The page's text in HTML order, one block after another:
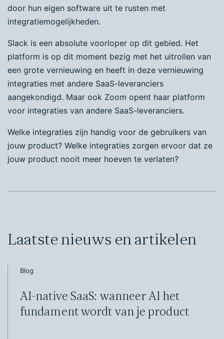
door hun eigen software uit te rusten met
integratiemogelijkheden.
Slack is een absolute voorloper op dit gebied. Het
platform is op dit moment bezig met het uitrollen van
een grote vernieuwing en heeft in deze vernieuwing
integraties met andere SaaS-leveranciers
aangekondigd. Maar ook Zoom opent haar platform
voor integraties van andere SaaS-leveranciers.
Welke integraties zijn handig voor de gebruikers van
jouw product? Welke integraties zorgen ervoor dat ze
jouw product nooit meer hoeven te verlaten?
Laatste nieuws en artikelen
Blog
AI-native SaaS: wanneer AI het
fundament wordt van je product